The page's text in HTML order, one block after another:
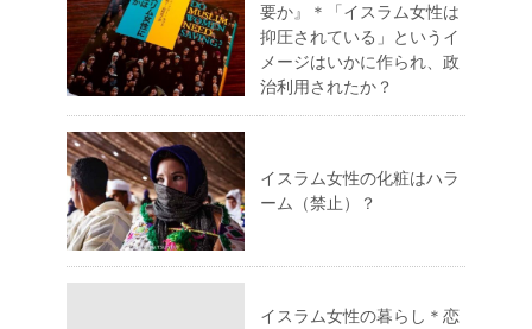
要か』＊「イスラム女性は
抑圧されている」というイ
メージはいかに作られ、政
治利用されたか？
イスラム女性の化粧はハラ
ーム（禁止）？
イスラム女性の暮らし＊恋